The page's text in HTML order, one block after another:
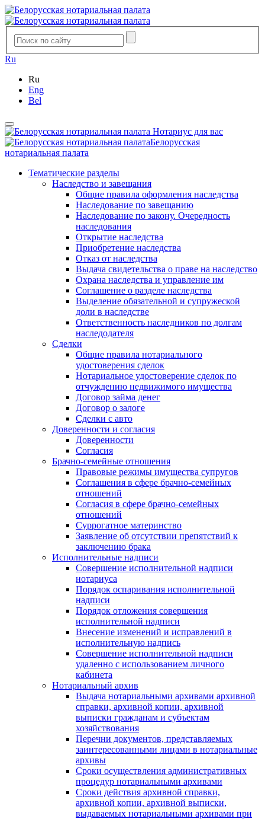
Ru
Ru
Eng
Bel
Нотариус для вас
Белорусская
нотариальная палата
Тематические разделы
Наследство и завещания
Общие правила оформления наследства
Наследование по завещанию
Наследование по закону. Очередность
наследования
Открытие наследства
Приобретение наследства
Отказ от наследства
Выдача свидетельства о праве на наследство
Охрана наследства и управление им
Соглашение о разделе наследства
Выделение обязательной и супружеской
доли в наследстве
Ответственность наследников по долгам
наследодателя
Сделки
Общие правила нотариального
удостоверения сделок
Нотариальное удостоверение сделок по
отчуждению недвижимого имущества
Договор займа денег
Договор о залоге
Сделки с авто
Доверенности и согласия
Доверенности
Согласия
Брачно-семейные отношения
Правовые режимы имущества супругов
Соглашения в сфере брачно-семейных
отношений
Согласия в сфере брачно-семейных
отношений
Суррогатное материнство
Заявление об отсутствии препятствий к
заключению брака
Исполнительные надписи
Совершение исполнительной надписи
нотариуса
Порядок оспаривания исполнительной
надписи
Порядок отложения совершения
исполнительной надписи
Внесение изменений и исправлений в
исполнительную надпись
Совершение исполнительной надписи
удаленно с использованием личного
кабинета
Нотариальный архив
Выдача нотариальными архивами архивной
справки, архивной копии, архивной
выписки гражданам и субъектам
хозяйствования
Перечни документов, представляемых
заинтересованными лицами в нотариальные
архивы
Сроки осуществления административных
процедур нотариальными архивами
Сроки действия архивной справки,
архивной копии, архивной выписки,
выдаваемых нотариальными архивами при